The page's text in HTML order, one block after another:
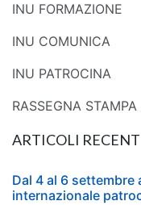
INU FORMAZIONE
INU COMUNICA
INU PATROCINA
RASSEGNA STAMPA
ARTICOLI
Dal 4 al 6 settembre
internazionale